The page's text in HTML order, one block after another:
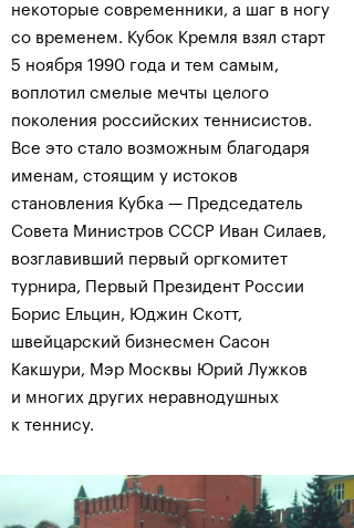
некоторые современники, а шаг в ногу
со временем. Кубок Кремля взял старт
5 ноября 1990 года и тем самым,
воплотил смелые мечты целого
поколения российских теннисистов.
Все это стало возможным благодаря
именам, стоящим у истоков
становления Кубка — Председатель
Совета Министров СССР Иван Силаев,
возглавивший первый оргкомитет
турнира, Первый Президент России
Борис Ельцин, Юджин Скотт,
швейцарский бизнесмен Сасон
Какшури, Мэр Москвы Юрий Лужков
и многих других неравнодушных
к теннису.